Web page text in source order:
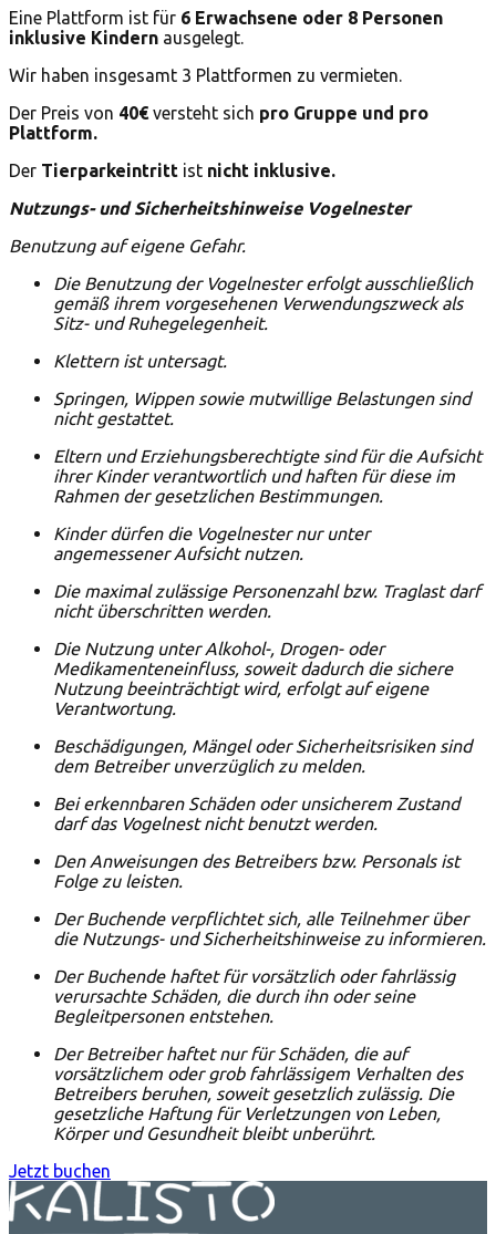
Eine Plattform ist für 6 Erwachsene oder 8 Personen
inklusive Kindern ausgelegt.
Wir haben insgesamt 3 Plattformen zu vermieten.
Der Preis von 40€ versteht sich pro Gruppe und pro
Plattform.
Der Tierparkeintritt ist nicht inklusive.
Nutzungs- und Sicherheitshinweise Vogelnester
Benutzung auf eigene Gefahr.
Die Benutzung der Vogelnester erfolgt ausschließlich
gemäß ihrem vorgesehenen Verwendungszweck als
Sitz- und Ruhegelegenheit.
Klettern ist untersagt.
Springen, Wippen sowie mutwillige Belastungen sind
nicht gestattet.
Eltern und Erziehungsberechtigte sind für die Aufsicht
ihrer Kinder verantwortlich und haften für diese im
Rahmen der gesetzlichen Bestimmungen.
Kinder dürfen die Vogelnester nur unter
angemessener Aufsicht nutzen.
Die maximal zulässige Personenzahl bzw. Traglast darf
nicht überschritten werden.
Die Nutzung unter Alkohol-, Drogen- oder
Medikamenteneinfluss, soweit dadurch die sichere
Nutzung beeinträchtigt wird, erfolgt auf eigene
Verantwortung.
Beschädigungen, Mängel oder Sicherheitsrisiken sind
dem Betreiber unverzüglich zu melden.
Bei erkennbaren Schäden oder unsicherem Zustand
darf das Vogelnest nicht benutzt werden.
Den Anweisungen des Betreibers bzw. Personals ist
Folge zu leisten.
Der Buchende verpflichtet sich, alle Teilnehmer über
die Nutzungs- und Sicherheitshinweise zu informieren.
Der Buchende haftet für vorsätzlich oder fahrlässig
verursachte Schäden, die durch ihn oder seine
Begleitpersonen entstehen.
Der Betreiber haftet nur für Schäden, die auf
vorsätzlichem oder grob fahrlässigem Verhalten des
Betreibers beruhen, soweit gesetzlich zulässig. Die
gesetzliche Haftung für Verletzungen von Leben,
Körper und Gesundheit bleibt unberührt.
Jetzt buchen